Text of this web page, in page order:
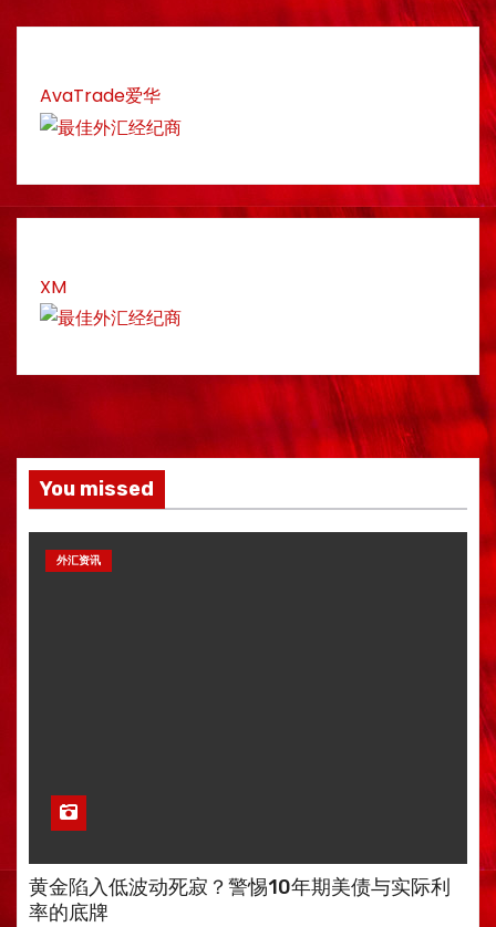
AvaTrade爱华
XM
You missed
外汇资讯
黄金陷入低波动死寂？警惕10年期美债与实际利
率的底牌